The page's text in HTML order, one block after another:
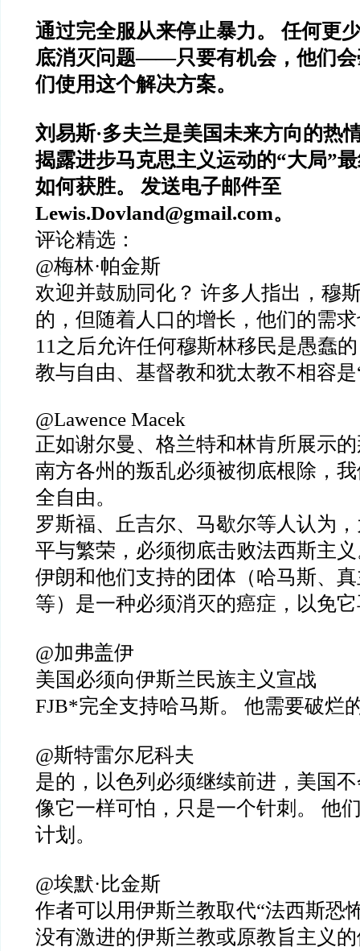
通过完全服从来停止暴力。 任何更
底消灭问题——只要有机会，他们会
们使用这个解决方案。
刘易斯·多夫兰是美国未来方向的热
揭露进步马克思主义运动的“大局”
如何获胜。 发送电子邮件至
Lewis.Dovland@gmail.com。
评论精选：
@梅林·帕金斯
欢迎并鼓励同化？ 许多人指出，穆
的，但随着人口的增长，他们的需
11之后允许任何穆斯林移民是愚蠢
教与自由、基督教和犹太教不相容
@Lawence Macek
正如谢尔曼、格兰特和林肯所展示
南方各州的叛乱必须被彻底根除，
全自由。
罗斯福、丘吉尔、马歇尔等人认为
平与繁荣，必须彻底击败法西斯主
伊朗和他们支持的团体（哈马斯、
等）是一种必须消灭的癌症，以免
@加弗盖伊
美国必须向伊斯兰民族主义宣战
FJB*完全支持哈马斯。 他需要破烂
@斯特雷尔尼科夫
是的，以色列必须继续前进，美国
像它一样可怕，只是一个针刺。 他
计划。
@埃默·比金斯
作者可以用伊斯兰教取代“法西斯恐
没有激进的伊斯兰教或原教旨主义